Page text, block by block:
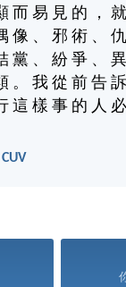
而 易 見 的 ，
像 、 邪 術 、 仇
黨 、 紛 爭 、 異
。 我 從 前 告
這 樣 事 的 人